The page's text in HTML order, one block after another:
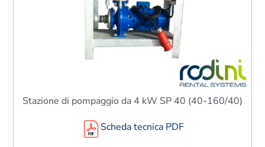
Stazione di pompaggio da 4 kW SP 40 (40-160/40)
Scheda tecnica PDF